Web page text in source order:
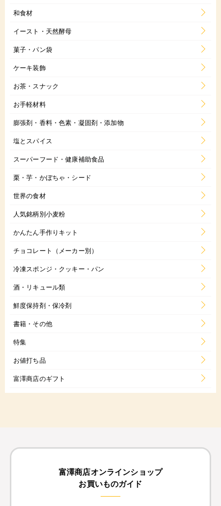
和食材
イースト・天然酵母
菓子・パン袋
ケーキ装飾
お茶・スナック
お手軽材料
膨張剤・香料・色素・凝固剤・添加物
塩とスパイス
スーパーフード・健康補助食品
栗・芋・かぼちゃ・シード
世界の食材
人気銘柄別小麦粉
かんたん手作りキット
チョコレート（メーカー別）
冷凍スポンジ・クッキー・パン
酒・リキュール類
鮮度保持剤・保冷剤
書籍・その他
特集
お値打ち品
富澤商店のギフト
富澤商店オンラインショップ
お買いものガイド